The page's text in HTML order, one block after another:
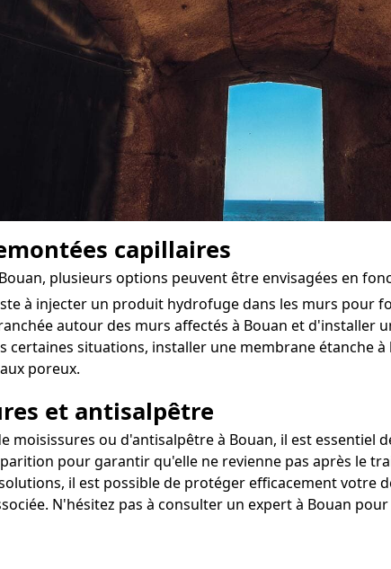
capillaires
plusieurs options peuvent être envisagées en
à injecter un produit hydrofuge dans les murs pour
autour des murs affectés à Bouan et d'installer
certaines situations, installer une membrane étanche
poreux.
et antisalpêtre
moisissures ou d'antisalpêtre à Bouan, il est essentiel
pour garantir qu'elle ne revienne pas après le
il est possible de protéger efficacement votre
N'hésitez pas à consulter un expert à Bouan